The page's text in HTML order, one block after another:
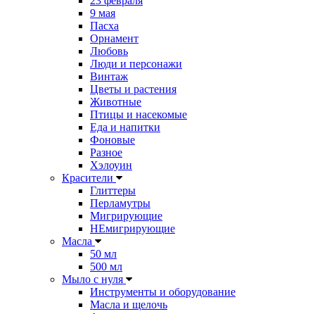
9 мая
Пасха
Орнамент
Любовь
Люди и персонажи
Винтаж
Цветы и растения
Животные
Птицы и насекомые
Еда и напитки
Фоновые
Разное
Хэлоуин
Красители
Глиттеры
Перламутры
Мигрирующие
НЕмигрирующие
Масла
50 мл
500 мл
Мыло с нуля
Инструменты и оборудование
Масла и щелочь